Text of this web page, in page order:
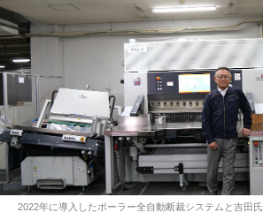
2022年に導入したポーラー全自動断裁システムと吉田氏